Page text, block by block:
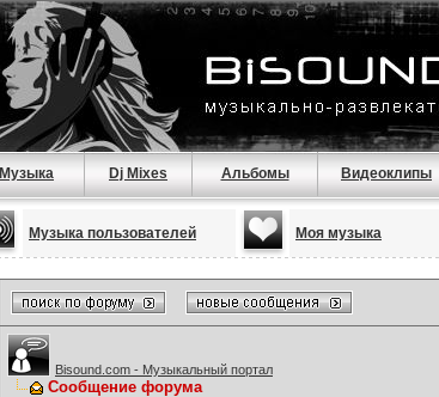
Музыка Dj Mixes Альбомы Видеоклипы
Музыка пользователей Моя музыка
Bisound.com - Музыкальный портал
Сообщение форума